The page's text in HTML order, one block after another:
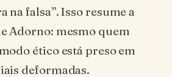
na falsa”. Isso resume a
Adorno: mesmo quem
ético está preso em
deformadas.